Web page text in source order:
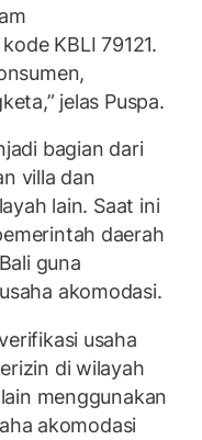
KBLI 79121.
jelas Puspa.
bagian dari
villa dan
lain. Saat ini
daerah
guna
akomodasi.
usaha
di wilayah
menggunakan
akomodasi